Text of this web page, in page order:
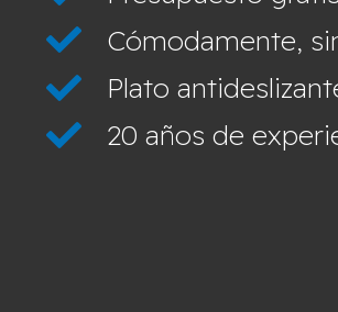
Cómodamente,
Plato
20 años de